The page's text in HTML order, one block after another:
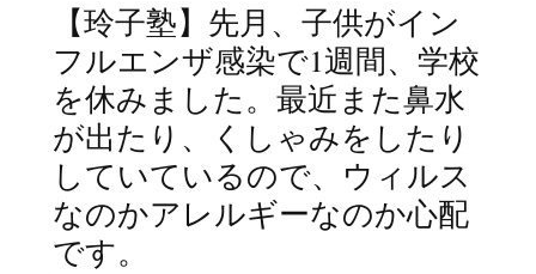
【玲子塾】先月、子供がイン
フルエンザ感染で1週間、学校
を休みました。最近また鼻水
が出たり、くしゃみをしたり
していているので、ウィルス
なのかアレルギーなのか心配
です。